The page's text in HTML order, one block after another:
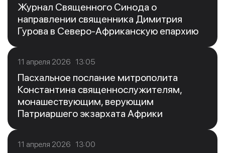
Журнал Священного Синода о
направлении священника Димитрия
Гурова в Северо-Африканскую епархию
11 апреля 2026 13:05
Пасхальное послание митрополита
Константина священнослужителям,
монашествующим, верующим
Патриаршего экзархата Африки
11 апреля 2026 13:00